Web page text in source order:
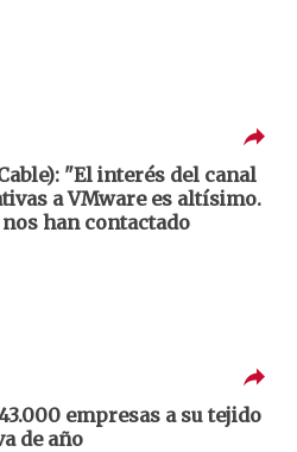
"El interés del canal
a VMware es altísimo.
han contactado
empresas a su tejido
de año